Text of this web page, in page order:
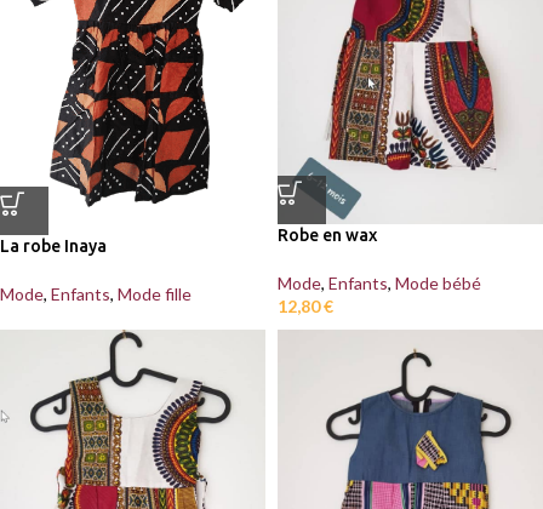
La robe Inaya
Mode, Enfants, Mode fille
Robe en wax
Mode, Enfants, Mode bébé
12,80€